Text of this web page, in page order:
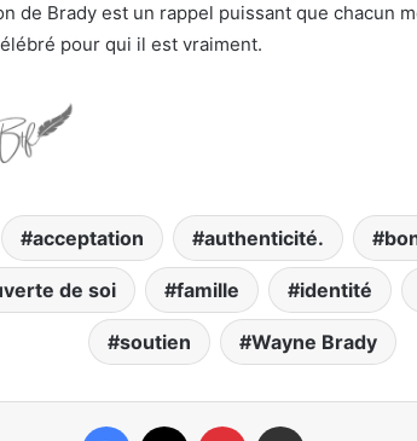
de Brady est un rappel puissant que chacun
pour qui il est vraiment.
acceptation authenticité.
de soi famille identité
soutien Wayne Brady